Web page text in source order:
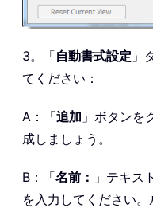
3。「自動書式設定 」
てください：
A：「追加 」ボタンを
成しましょう。
B：「名前： 」テキス
を入力してください